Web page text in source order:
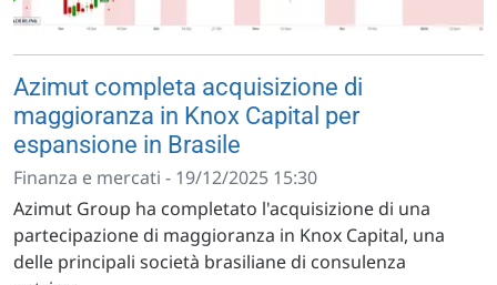
Azimut completa acquisizione di
maggioranza in Knox Capital per
espansione in Brasile
Finanza e mercati - 19/12/2025 15:30
Azimut Group ha completato l'acquisizione di una
partecipazione di maggioranza in Knox Capital, una
delle principali società brasiliane di consulenza